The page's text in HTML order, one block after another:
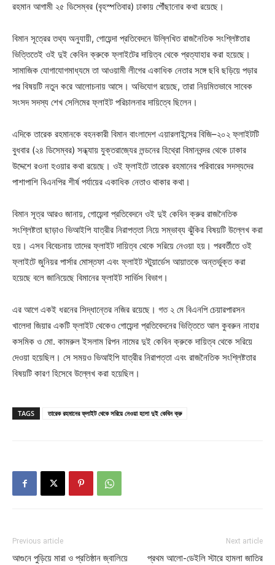
রহমান আগামী ২৫ ডিসেম্বর (বৃহস্পতিবার) ঢাকায় পৌঁছানোর কথা রয়েছে।
বিমান সূত্রের তথ্য অনুযায়ী, গোয়েন্দা প্রতিবেদনে উল্লিখিত রাজনৈতিক সংশ্লিষ্টতার
ভিত্তিতেই ওই দুই কেবিন ক্রুকে ফ্লাইটের দায়িত্ব থেকে প্রত্যাহার করা হয়েছে।
সামাজিক যোগাযোগমাধ্যমে তা আওয়ামী লীগের একাধিক নেতার সঙ্গে ছবি ছড়িয়ে পড়ার
পর বিষয়টি নতুন করে আলোচনায় আসে। অভিযোগ রয়েছে, তারা নিয়মিতভাবে সাবেক
সংসদ সদস্য শেখ সেলিমের ফ্লাইট পরিচালনার দায়িত্বে ছিলেন।
এদিকে তারেক রহমানকে বহনকারী বিমান বাংলাদেশ এয়ারলাইন্সের বিজি–২০২ ফ্লাইটটি
বুধবার (২৪ ডিসেম্বর) সন্ধ্যায় যুক্তরাজ্যের লন্ডনের হিথ্রো বিমানবন্দর থেকে ঢাকার
উদ্দেশে রওনা হওয়ার কথা রয়েছে। ওই ফ্লাইটে তারেক রহমানের পরিবারের সদস্যদের
পাশাপাশি বিএনপির শীর্ষ পর্যায়ের একাধিক নেতাও থাকার কথা।
বিমান সূত্র আরও জানায়, গোয়েন্দা প্রতিবেদনে ওই দুই কেবিন ক্রুর রাজনৈতিক
সংশ্লিষ্টতা ছাড়াও ভিআইপি যাত্রীর নিরাপত্তা নিয়ে সম্ভাব্য ঝুঁকির বিষয়টি উল্লেখ করা
হয়। এসব বিবেচনায় তাদের ফ্লাইট দায়িত্ব থেকে সরিয়ে নেওয়া হয়। পরবর্তীতে ওই
ফ্লাইটে জুনিয়র পার্সার মোস্তফা এবং ফ্লাইট স্টুয়ার্ডেস আয়াতকে অন্তর্ভুক্ত করা
হয়েছে বলে জানিয়েছে বিমানের ফ্লাইট সার্ভিস বিভাগ।
এর আগে একই ধরনের সিদ্ধান্তের নজির রয়েছে। গত ২ মে বিএনপি চেয়ারপারসন
খালেদা জিয়ার একটি ফ্লাইট থেকেও গোয়েন্দা প্রতিবেদনের ভিত্তিতে আল কুবরুন নাহার
কসমিক ও মো. কামরুল ইসলাম রিপন নামের দুই কেবিন ক্রুকে দায়িত্ব থেকে সরিয়ে
দেওয়া হয়েছিল। সে সময়ও ভিআইপি যাত্রীর নিরাপত্তা এবং রাজনৈতিক সংশ্লিষ্টতার
বিষয়টি কারণ হিসেবে উল্লেখ করা হয়েছিল।
TAGS তারেক রহমানের ফ্লাইট থেকে সরিয়ে নেওয়া হলো দুই কেবিন ক্রু
Previous article
আগুনে পুড়িয়ে মারা ও প্রতিষ্ঠান জ্বালিয়ে
Next article
প্রথম আলো-ডেইলি স্টারে হামলা জাতির